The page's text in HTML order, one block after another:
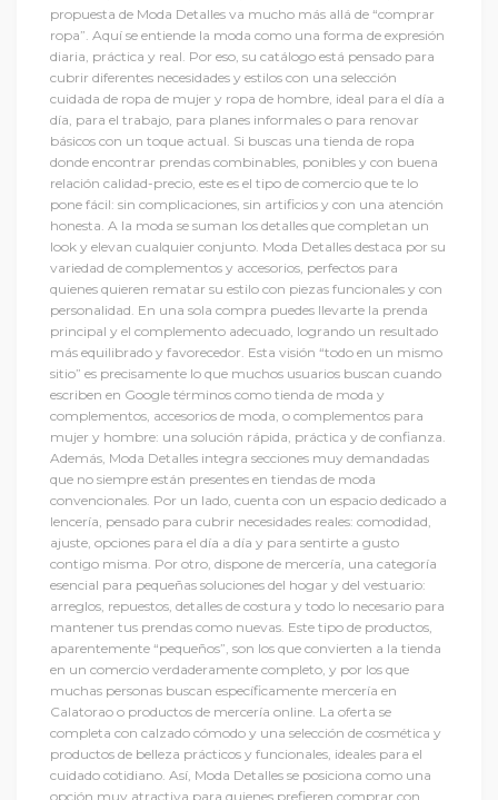
propuesta de Moda Detalles va mucho más allá de “comprar
ropa”. Aquí se entiende la moda como una forma de expresión
diaria, práctica y real. Por eso, su catálogo está pensado para
cubrir diferentes necesidades y estilos con una selección
cuidada de ropa de mujer y ropa de hombre, ideal para el día a
día, para el trabajo, para planes informales o para renovar
básicos con un toque actual. Si buscas una tienda de ropa
donde encontrar prendas combinables, ponibles y con buena
relación calidad-precio, este es el tipo de comercio que te lo
pone fácil: sin complicaciones, sin artificios y con una atención
honesta. A la moda se suman los detalles que completan un
look y elevan cualquier conjunto. Moda Detalles destaca por su
variedad de complementos y accesorios, perfectos para
quienes quieren rematar su estilo con piezas funcionales y con
personalidad. En una sola compra puedes llevarte la prenda
principal y el complemento adecuado, logrando un resultado
más equilibrado y favorecedor. Esta visión “todo en un mismo
sitio” es precisamente lo que muchos usuarios buscan cuando
escriben en Google términos como tienda de moda y
complementos, accesorios de moda, o complementos para
mujer y hombre: una solución rápida, práctica y de confianza.
Además, Moda Detalles integra secciones muy demandadas
que no siempre están presentes en tiendas de moda
convencionales. Por un lado, cuenta con un espacio dedicado a
lencería, pensado para cubrir necesidades reales: comodidad,
ajuste, opciones para el día a día y para sentirte a gusto
contigo misma. Por otro, dispone de mercería, una categoría
esencial para pequeñas soluciones del hogar y del vestuario:
arreglos, repuestos, detalles de costura y todo lo necesario para
mantener tus prendas como nuevas. Este tipo de productos,
aparentemente “pequeños”, son los que convierten a la tienda
en un comercio verdaderamente completo, y por los que
muchas personas buscan específicamente mercería en
Calatorao o productos de mercería online. La oferta se
completa con calzado cómodo y una selección de cosmética y
productos de belleza prácticos y funcionales, ideales para el
cuidado cotidiano. Así, Moda Detalles se posiciona como una
opción muy atractiva para quienes prefieren comprar con